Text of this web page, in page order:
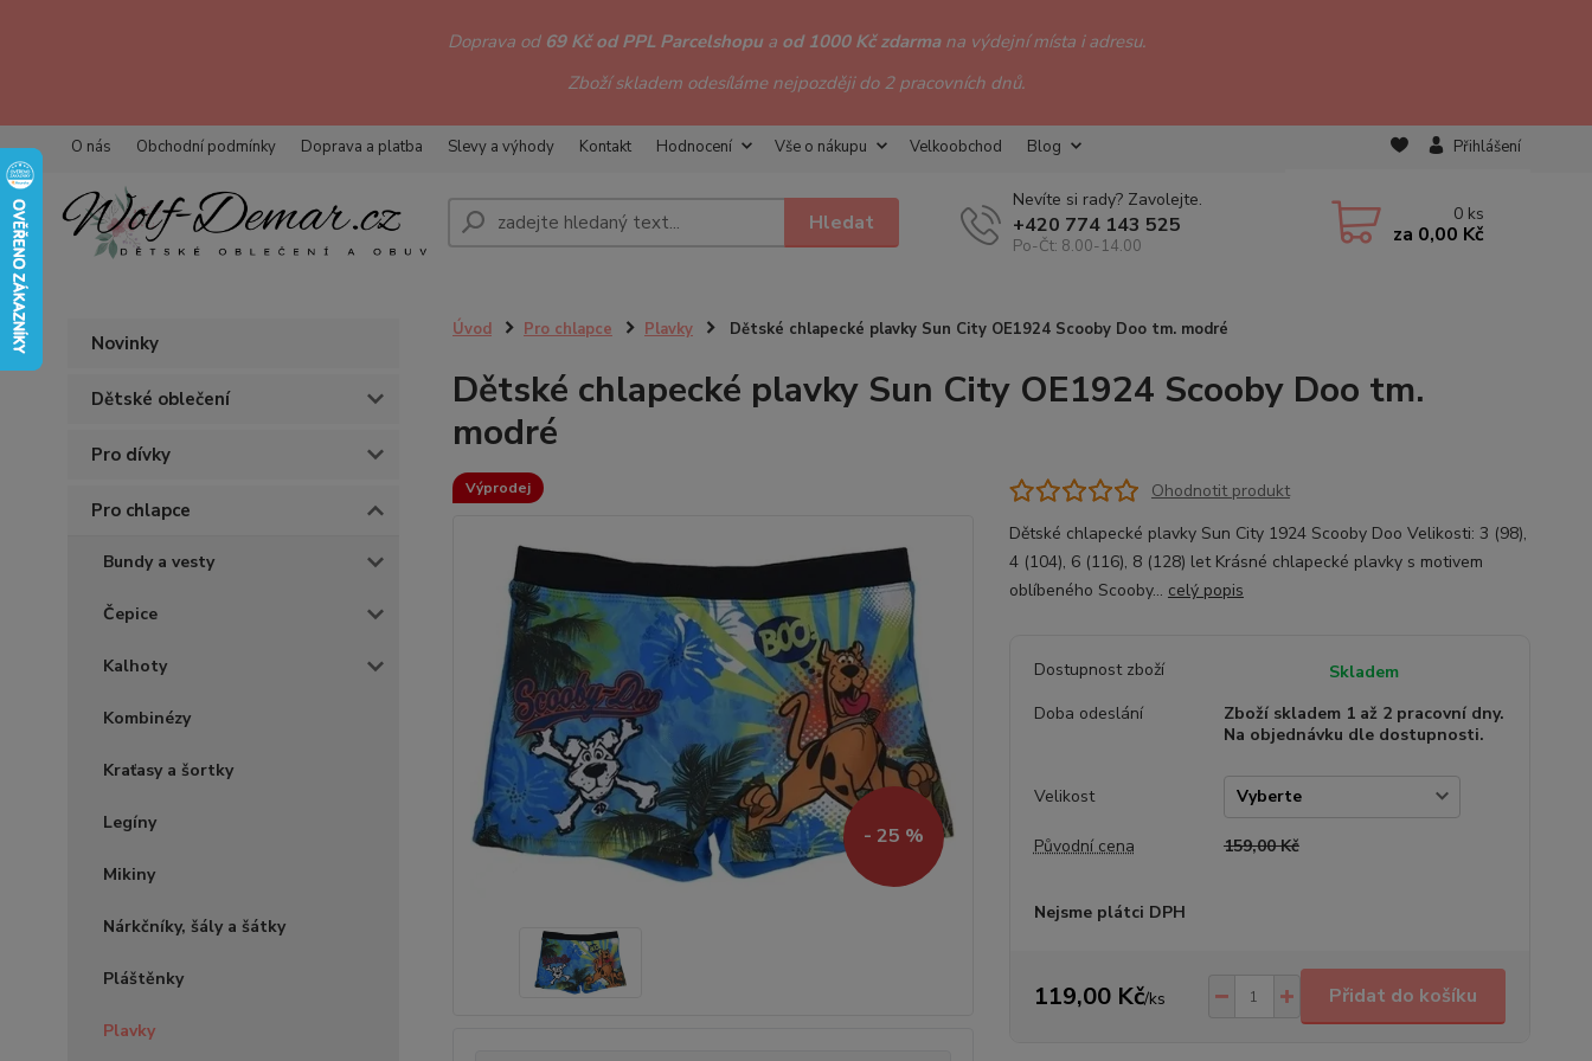
Doprava od 69 Kč od PPL Parcelshopua od 1000 Kč zdarma na výdejní místa i adresu.
Zboží skladem odesíláme nejpozději do 2 pracovních dnů.
O nás Obchodní podmínky Doprava a platba Slevy a výhody Kontakt Hodnocení Vše o nákupu Velkoobchod Blog Přihlášení
Hledat
Nevíte si rady? Zavolejte.
+420 774 143 525
Po-Čt: 8.00-14.00
0 ks
za 0,00 Kč
Novinky
Dětské oblečení
Pro dívky
Pro chlapce
Bundy a vesty
Čepice
Kalhoty
Kombinézy
Kraťasy a šortky
Legíny
Mikiny
Nárkčníky, šály a šátky
Pláštěnky
Plavky
Úvod Pro chlapce Plavky Dětské chlapecké plavky Sun City OE1924 Scooby Doo tm. modré
Dětské chlapecké plavky Sun City OE1924 Scooby Doo tm.
modré
Výprodej
- 25 %
Ohodnotit produkt
Dětské chlapecké plavky Sun City 1924 Scooby Doo Velikosti: 3 (98),
4 (104), 6 (116), 8 (128) let Krásné chlapecké plavky s motivem
oblíbeného Scooby... celý popis
Dostupnost zboží
Skladem
Doba odeslání
Zboží skladem 1 až 2 pracovní dny.
Na objednávku dle dostupnosti.
Velikost
Původní cena 159,00 Kč
Nejsme plátci DPH
119,00 Kč/ks Přidat do košíku